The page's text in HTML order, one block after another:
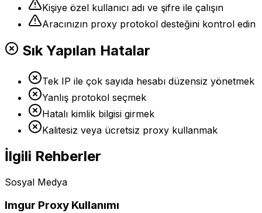
Kişiye özel kullanıcı adı ve şifre ile çalışın
Aracınızın proxy protokol desteğini kontrol edin
Sık Yapılan Hatalar
Tek IP ile çok sayıda hesabı düzensiz yönetmek
Yanlış protokol seçmek
Hatalı kimlik bilgisi girmek
Kalitesiz veya ücretsiz proxy kullanmak
İlgili Rehberler
Sosyal Medya
Imgur Proxy Kullanımı